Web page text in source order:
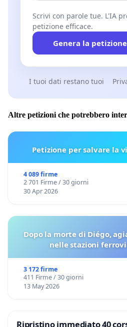
Scrivi con parole tue. L'IA
petizione efficace.
Genera la petizione
I tuoi dati restano tuoi
Altre petizioni che potrebbero
Petizione per salvare la
4 089 firme
2 701 Firme / 30 giorni
30 Apr 2026
Dopo la morte di Diégo,
nelle stazioni
3 172 firme
411 Firme / 30 giorni
13 May 2026
Ripristino immediato 40